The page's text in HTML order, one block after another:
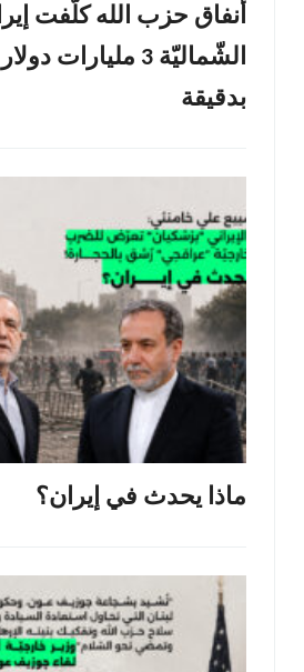
أنفاق حزب الله كلّفت
الشّماليّة 3
بدقيقة
ماذا يحدث في إيران؟